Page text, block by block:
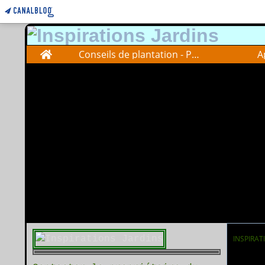
Home Conseils de plantation - Plantations advise